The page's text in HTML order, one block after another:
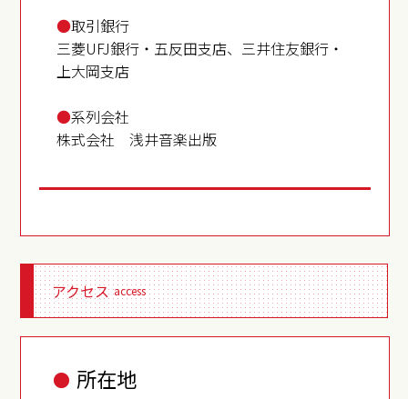
●取引銀行
三菱UFJ銀行・五反田支店、三井住友銀行・
上大岡支店
●系列会社
株式会社 浅井音楽出版
アクセス access
● 所在地